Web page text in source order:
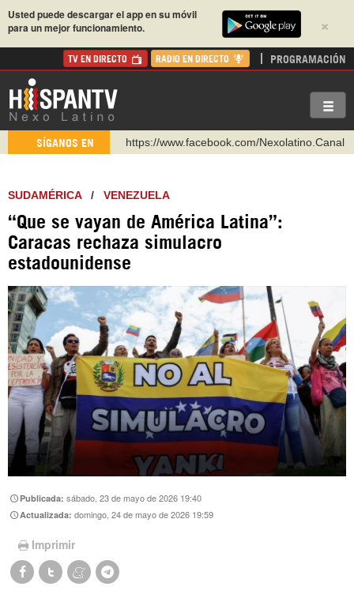
×
Usted puede descargar el app en su móvil
para un mejor funcionamiento.
TV EN DIRECTO RADIO EN DIRECTO PROGRAMACIÓN
SÍGANOS EN
https://www.youtube.com/@nexo_latino
https://t.me/hispantvcanal
https://urmedium.com/c/hispantv
WhatsApp y Viber: +98 921 79 29 404
Instagram como: hispan_tv
https://www.facebook.com/Nexolatino.Canal
SUDAMÉRICA/ VENEZUELA
“Que se vayan de América Latina”:
Caracas rechaza simulacro
estadounidense
Publicada:sábado, 23 de mayo de 2026 19:40
Actualizada:domingo, 24 de mayo de 2026 19:59
Imprimir